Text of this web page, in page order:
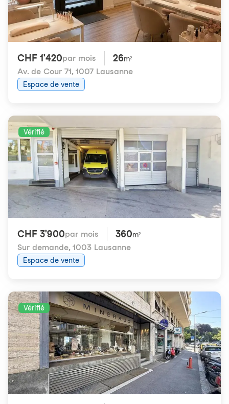
CHF 1'420par mois 26m²
Av. de Cour 71, 1007 Lausanne
Espace de vente
Vérifié
CHF 3'900par mois 360m²
Sur demande, 1003 Lausanne
Espace de vente
Vérifié